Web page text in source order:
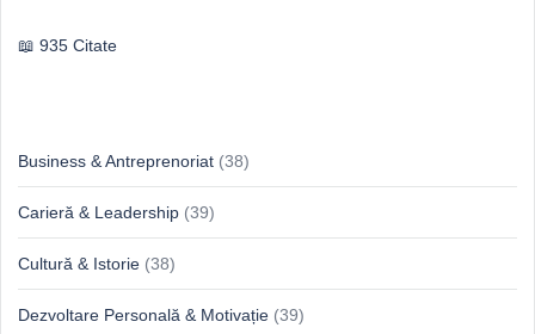
935 Citate
Business & Antreprenoriat (38)
Carieră & Leadership (39)
Cultură & Istorie (38)
Dezvoltare Personală & Motivație (39)